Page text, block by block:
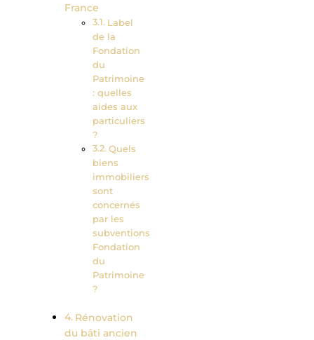
France
Label
de la
Fondation
du
Patrimoine
: quelles
aides aux
particuliers
?
Quels
biens
immobiliers
sont
concernés
par les
subventions
Fondation
du
Patrimoine
?
Rénovation
du bâti ancien